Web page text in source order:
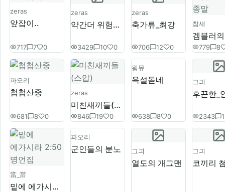
zeras
앞잡이..
717 7 0
zeras
약간더 위험한방송- 여성성욕제를 남자가 먹으면 어떻게될까?
3429 10 0
zeras
축가류_최강
706 12 0
참새
겜블러
779 8
파오리
첩첩산중
681 8 0
zeras
미친새끼들(스압)
846 19 0
읭뮤
욕설돋네
638 8 0
그긔
2343
當_當
밑에 에가시라 2:50 명언집
파오리
군인들의 분노 그긔
열도의 개그맨
그긔